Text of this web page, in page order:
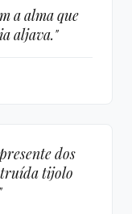
a alma que
aljava."
dos
tijolo